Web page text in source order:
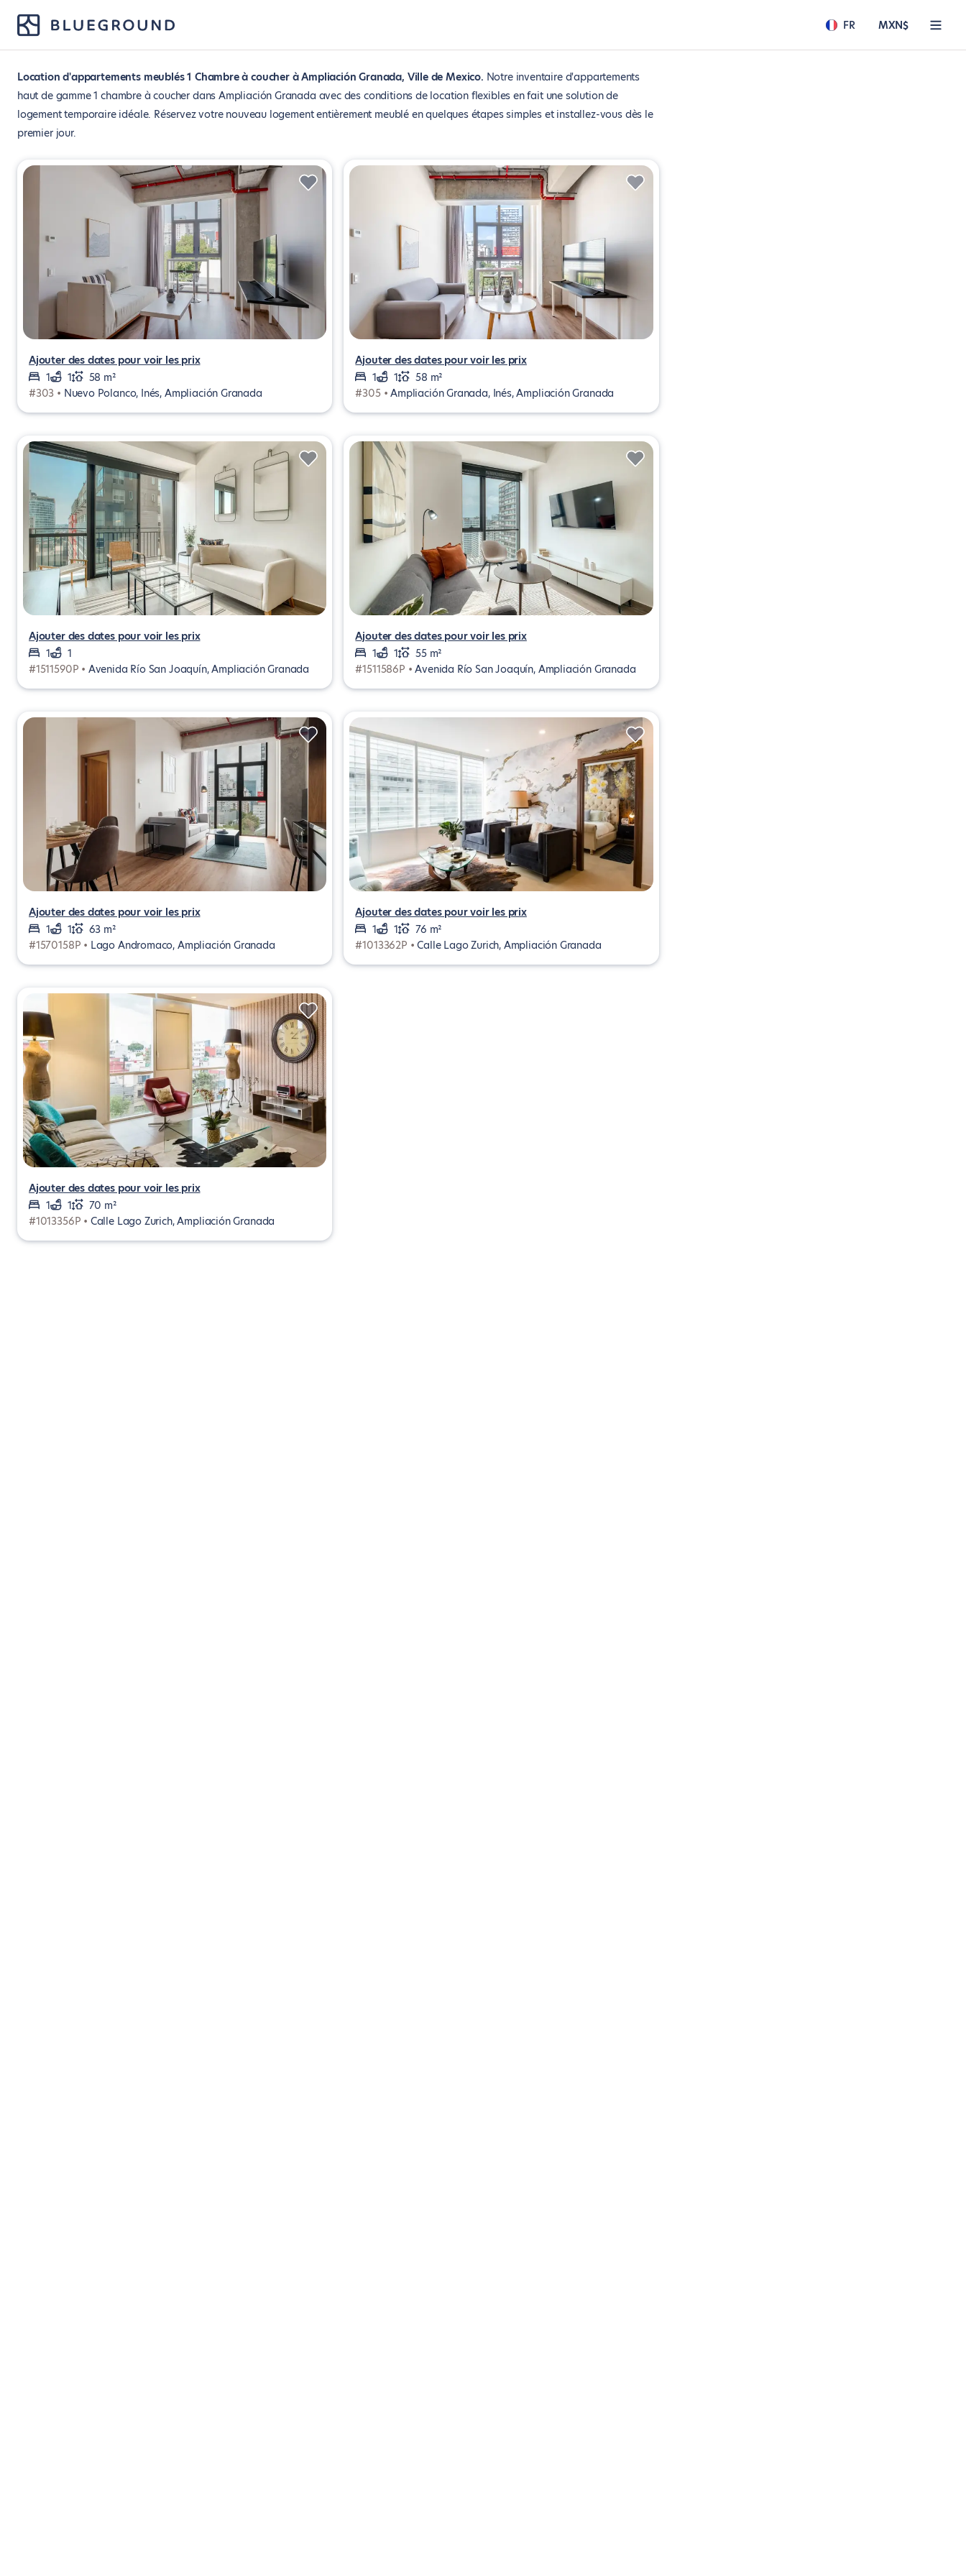
FR MXN$
Location d'appartements meublés 1 Chambre à coucher à Ampliación Granada, Ville de Mexico Notre inventaire d'appartements
haut de gamme 1 chambre à coucher dans Ampliación Granada avec des conditions de location flexibles en fait une solution de
logement temporaire idéale. Réservez votre nouveau logement entièrement meublé en quelques étapes simples et installez-vous dès le
premier jour.
Ajouter des dates pour voir les prix
1
1
58 m²
#303 • Nuevo Polanco, Inés, Ampliación Granada
Ajouter des dates pour voir les prix
1
1
58 m²
#305 •Ampliación Granada, Inés, Ampliación Granada
Ajouter des dates pour voir les prix
1
1
#1511590P • Avenida Río San Joaquín, Ampliación Granada
Ajouter des dates pour voir les prix
1
1
55 m²
#1511586P •Avenida Río San Joaquín, Ampliación Granada
Ajouter des dates pour voir les prix
1
1
63 m²
#1570158P • Lago Andromaco, Ampliación Granada
Ajouter des dates pour voir les prix
1
1
76 m²
#1013362P •Calle Lago Zurich, Ampliación Granada
Ajouter des dates pour voir les prix
1
1
70 m²
#1013356P • Calle Lago Zurich, Ampliación Granada